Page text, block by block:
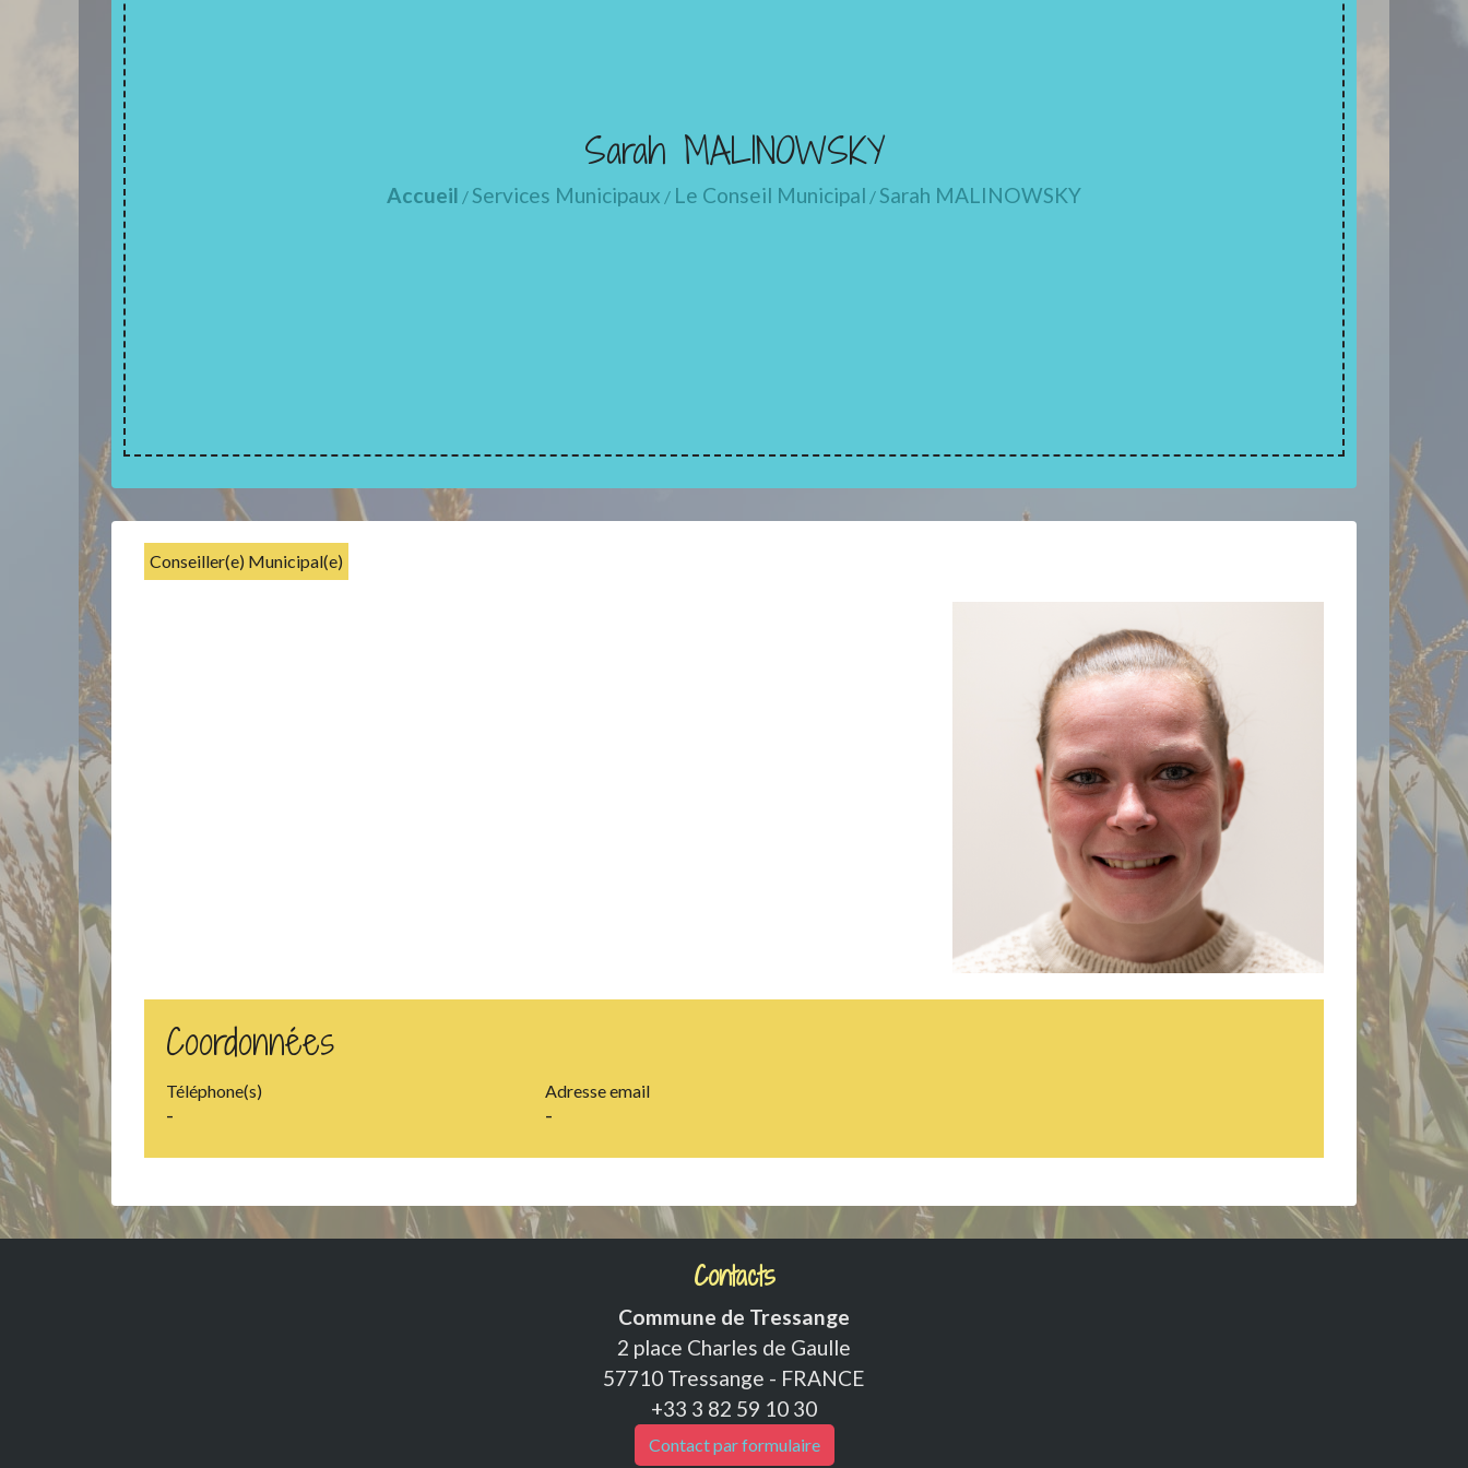
Sarah MALINOWSKY
Accueil / Services Municipaux / Le Conseil Municipal / Sarah MALINOWSKY
Conseiller(e) Municipal(e)
Coordonnées
Téléphone(s)
-
Adresse email
-
Contacts
Commune de Tressange
2 place Charles de Gaulle
57710 Tressange - FRANCE
+33 3 82 59 10 30
Contact par formulaire